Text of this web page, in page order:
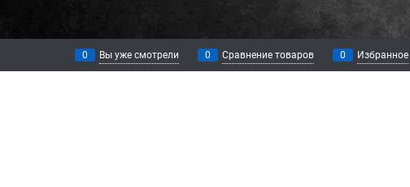
0 Вы уже смотрели 0 Сравнение товаров 0 Избранное